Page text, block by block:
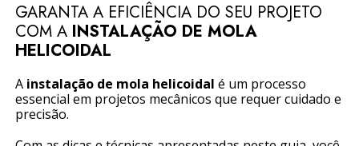
GARANTA A EFICIÊNCIA DO SEU PROJETO
COM A INSTALAÇÃO DE MOLA
HELICOIDAL
A instalação de mola helicoidal é um processo
essencial em projetos mecânicos que requer cuidado e
precisão.